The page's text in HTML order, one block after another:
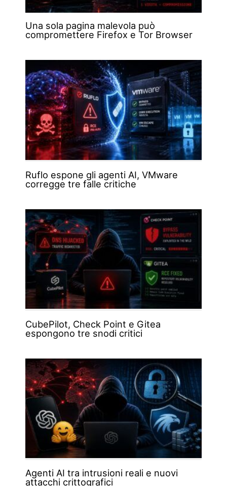
Una sola pagina malevola può
compromettere Firefox e Tor Browser
Ruflo espone gli agenti AI, VMware
corregge tre falle critiche
CubePilot, Check Point e Gitea
espongono tre snodi critici
Agenti AI tra intrusioni reali e nuovi
attacchi crittografici